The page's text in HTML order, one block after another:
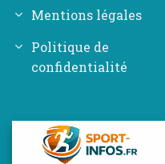
Mentions légales
Politique de
confidentialité